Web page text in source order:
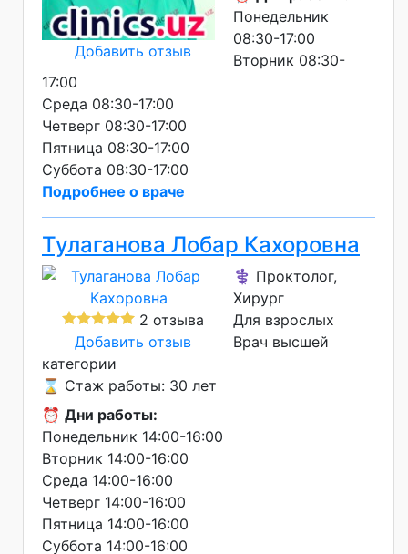
Добавить отзыв
Понедельник
08:30-17:00
Вторник 08:30-
17:00
Среда 08:30-17:00
Четверг 08:30-17:00
Пятница 08:30-17:00
Суббота 08:30-17:00
Подробнее о враче
Тулаганова Лобар Кахоровна
2 отзыва
Добавить отзыв
⚕️ Проктолог,
Хирург
Для взрослых
Врач высшей
категории
⌛ Стаж работы: 30 лет
⏰ Дни работы:
Понедельник 14:00-16:00
Вторник 14:00-16:00
Среда 14:00-16:00
Четверг 14:00-16:00
Пятница 14:00-16:00
Суббота 14:00-16:00